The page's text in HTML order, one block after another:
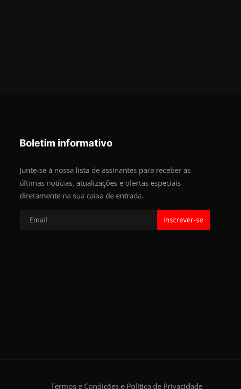
Boletim informativo
Junte-se à nossa lista de assinantes para receber as
últimas notícias, atualizações e ofertas especiais
diretamente na sua caixa de entrada.
Inscrever-se
Termos e Condições e Política de Privacidade